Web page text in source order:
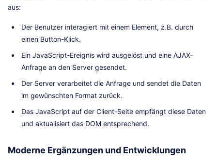
aus:
Der Benutzer interagiert mit einem Element, z.B. durch
einen Button-Klick.
Ein JavaScript-Ereignis wird ausgelöst und eine AJAX-
Anfrage an den Server gesendet.
Der Server verarbeitet die Anfrage und sendet die Daten
im gewünschten Format zurück.
Das JavaScript auf der Client-Seite empfängt diese Daten
und aktualisiert das DOM entsprechend.
Moderne Ergänzungen und Entwicklungen